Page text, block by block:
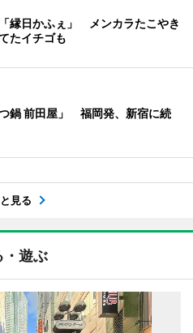
縁日かふぇ」 メンカラたこやき
たイチゴも
鍋 前田屋」 福岡発、新宿に続
見る
・遊ぶ